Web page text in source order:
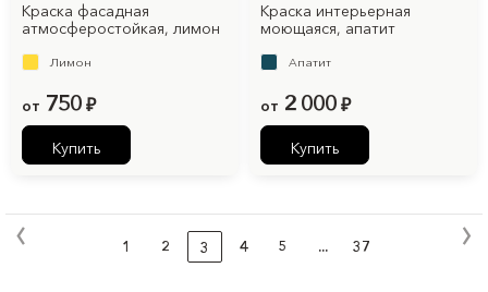
Краска фасадная
атмосферостойкая, лимон
Лимон
от 750 ₽
Купить
Краска интерьерная
моющаяся, апатит
Апатит
от 2 000 ₽
Купить
1 2 3 4 5 ... 37